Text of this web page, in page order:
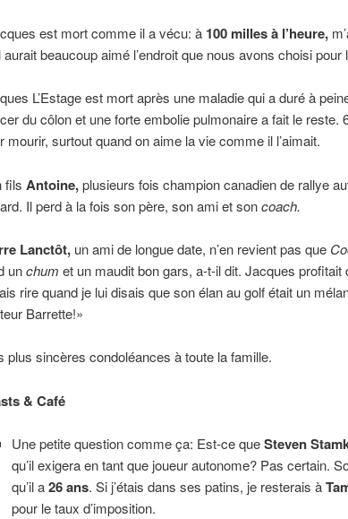
est mort comme il a vécu: à 100 milles à l’heure,
aurait beaucoup aimé l’endroit que nous avons choisi pour
L’Estage est mort après une maladie qui a duré à
du côlon et une forte embolie pulmonaire a fait le reste.
mourir, surtout quand on aime la vie comme il l’aimait.
fils Antoine,plusieurs fois champion canadien de rallye
Il perd à la fois son père, son ami et soncoach.
Lanctôt,un ami de longue date, n’en revient pas que
unchum et un maudit bon gars, a-t-il dit. Jacques
rire quand je lui disais que son élan au golf était un
Barrette!»
plus sincères condoléances à toute la famille.
& Café
Une petite question comme ça: Est-ce queSteven
qu’il exigera en tant que joueur autonome? Pas certain.
qu’il a26 ans. Si j’étais dans ses patins, je resterais à
pour le taux d’imposition.